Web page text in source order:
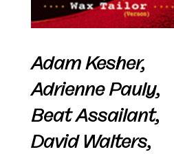
Adam Kesher,
Adrienne Pauly,
Beat Assailant,
David Walters,